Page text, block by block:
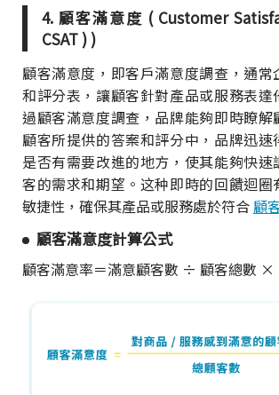
4. 顧客滿意度 ( Customer
CSAT ) )
顧客滿意度，即客戶滿意度調查，通常
和評分表，讓顧客針對產品或服務表達
過顧客滿意度調查，品牌能夠即時瞭解
顧客所提供的答案和評分中，品牌迅速
是否有需要改進的地方，使其能夠快速
客的需求和期望。这种即時的回饋迴圈
敏捷性，確保其產品或服務處於符合 顧
顧客滿意度計算公式
顧客滿意率＝滿意顧客數 ÷ 顧客總數 ×